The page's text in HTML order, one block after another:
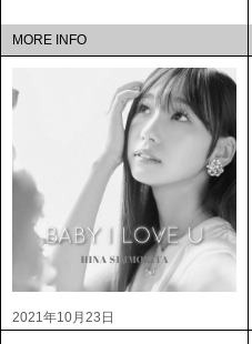
MORE INFO
2021年10月23日